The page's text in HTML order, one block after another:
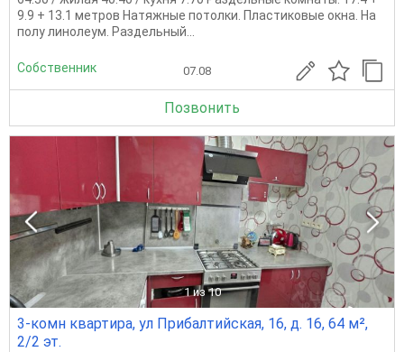
9.9 + 13.1 метров Натяжные потолки. Пластиковые окна. На
полу линолеум. Раздельный...
Собственник 07.08
Позвонить
1 из 10
3-комн квартира, ул Прибалтийская, 16, д. 16, 64 м²,
2/2 эт.